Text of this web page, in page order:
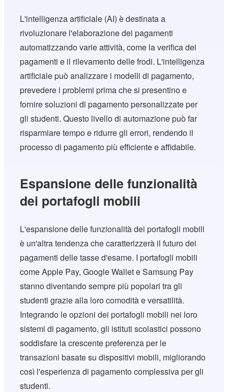
L'intelligenza artificiale (AI) è destinata a
rivoluzionare l'elaborazione dei pagamenti
automatizzando varie attività, come la verifica dei
pagamenti e il rilevamento delle frodi. L'intelligenza
artificiale può analizzare i modelli di pagamento,
prevedere i problemi prima che si presentino e
fornire soluzioni di pagamento personalizzate per
gli studenti. Questo livello di automazione può far
risparmiare tempo e ridurre gli errori, rendendo il
processo di pagamento più efficiente e affidabile.
Espansione delle funzionalità
dei portafogli mobili
L'espansione delle funzionalità dei portafogli mobili
è un'altra tendenza che caratterizzerà il futuro dei
pagamenti delle tasse d'esame. I portafogli mobili
come Apple Pay, Google Wallet e Samsung Pay
stanno diventando sempre più popolari tra gli
studenti grazie alla loro comodità e versatilità.
Integrando le opzioni dei portafogli mobili nei loro
sistemi di pagamento, gli istituti scolastici possono
soddisfare la crescente preferenza per le
transazioni basate su dispositivi mobili, migliorando
così l'esperienza di pagamento complessiva per gli
studenti.